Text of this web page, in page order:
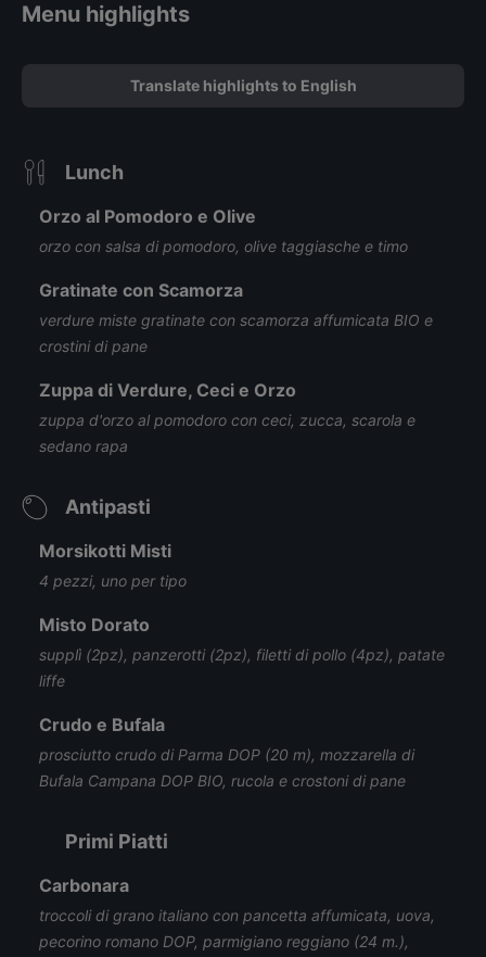
Menu highlights
Translate highlights to English
Lunch
Orzo al Pomodoro e Olive
orzo con salsa di pomodoro, olive taggiasche e timo
Gratinate con Scamorza
verdure miste gratinate con scamorza affumicata BIO e
crostini di pane
Zuppa di Verdure, Ceci e Orzo
zuppa d'orzo al pomodoro con ceci, zucca, scarola e
sedano rapa
Antipasti
Morsikotti Misti
4 pezzi, uno per tipo
Misto Dorato
supplì (2pz), panzerotti (2pz), filetti di pollo (4pz), patate
liffe
Crudo e Bufala
prosciutto crudo di Parma DOP (20 m), mozzarella di
Bufala Campana DOP BIO, rucola e crostoni di pane
Primi Piatti
Carbonara
troccoli di grano italiano con pancetta affumicata, uova,
pecorino romano DOP, parmigiano reggiano (24 m.),